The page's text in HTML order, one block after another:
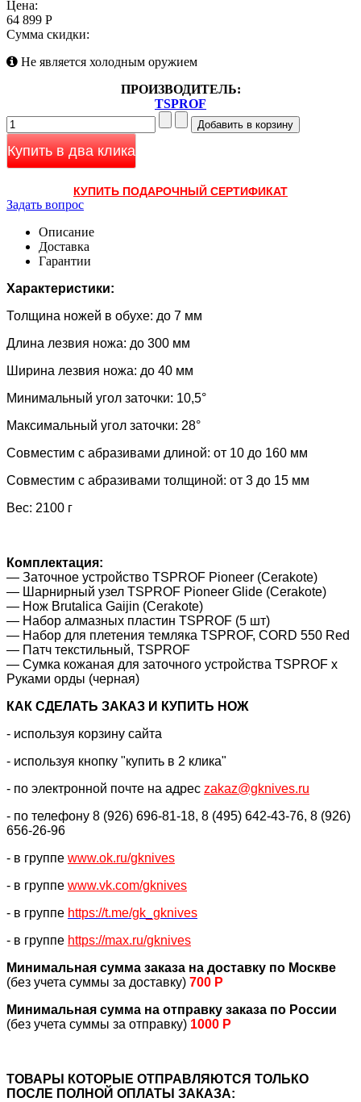
Цена:
64 899 Р
Сумма скидки:
Не является холодным оружием
ПРОИЗВОДИТЕЛЬ:
TSPROF
Купить в два клика
КУПИТЬ ПОДАРОЧНЫЙ СЕРТИФИКАТ
Задать вопрос
Описание
Доставка
Гарантии
Характеристики:
Толщина ножей в обухе: до 7 мм
Длина лезвия ножа: до 300 мм
Ширина лезвия ножа: до 40 мм
Минимальный угол заточки: 10,5°
Максимальный угол заточки: 28°
Совместим с абразивами длиной: от 10 до 160 мм
Совместим с абразивами толщиной: от 3 до 15 мм
Вес: 2100 г
Комплектация:
— Заточное устройство TSPROF Pioneer (Cerakote)
— Шарнирный узел TSPROF Pioneer Glide (Cerakote)
— Нож Brutalica Gaijin (Cerakote)
— Набор алмазных пластин TSPROF (5 шт)
— Набор для плетения темляка TSPROF, CORD 550 Red
— Патч текстильный, TSPROF
— Сумка кожаная для заточного устройства TSPROF x
Руками орды (черная)
КАК CДЕЛАТЬ ЗАКАЗ И КУПИТЬ НОЖ
- используя корзину сайта
- используя кнопку "купить в 2 клика"
- по электронной почте на адрес zakaz@gknives.ru
- по телефону 8 (926) 696-81-18, 8 (495) 642-43-76, 8 (926)
656-26-96
- в группе www.ok.ru/gknives
- в группе www.vk.com/gknives
- в группе https://t.me/gk_gknives
- в группе https://max.ru/gknives
Минимальная сумма заказа на доставку по Москве
(без учета суммы за доставку) 700 Р
Минимальная сумма на отправку заказа по России
(без учета суммы за отправку) 1000 Р
ТОВАРЫ КОТОРЫЕ ОТПРАВЛЯЮТСЯ ТОЛЬКО
ПОСЛЕ ПОЛНОЙ ОПЛАТЫ ЗАКАЗА: